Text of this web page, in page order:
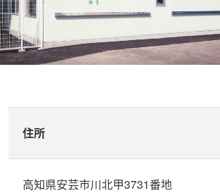
住所
高知県安芸市川北甲3731番地